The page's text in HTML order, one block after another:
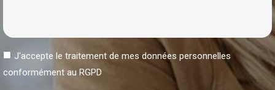
J'accepte le traitement de mes données personnelles
conformément au RGPD